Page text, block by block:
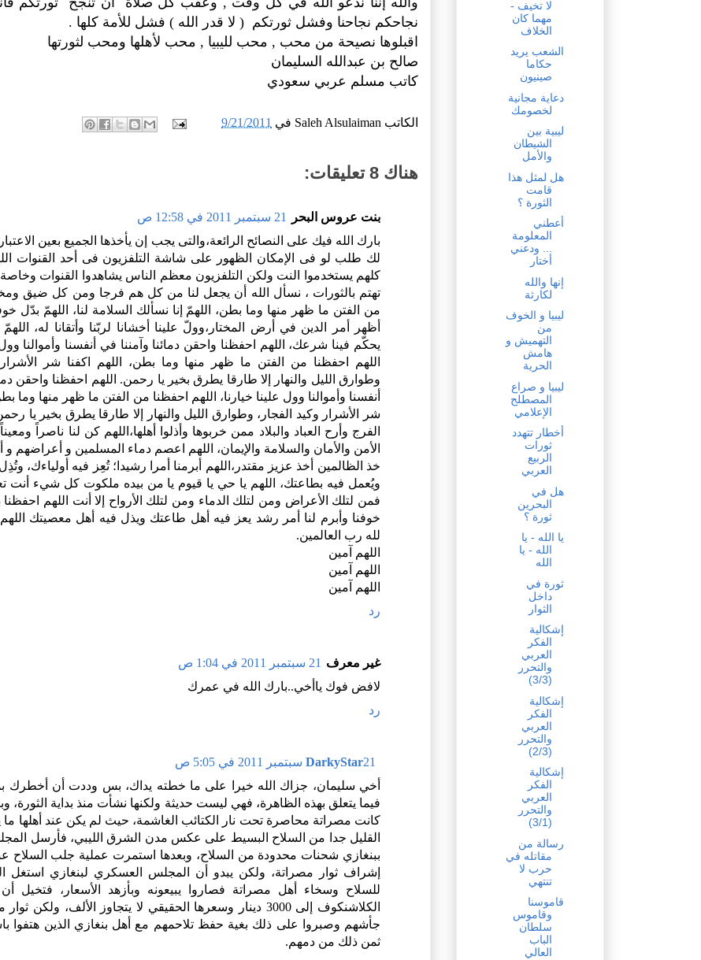
نجاحكم نجاحنا وفشل ثورتكم ( لا قدر الله ) فشل للأمة كلها .
اقبلوها نصيحة من محب , محب لليبيا , محب لأهلها ومحب لثورتها
صالح بن عبدالله السليمان
كاتب مسلم عربي سعودي
الكاتب Saleh Alsulaiman في 9/21/2011
هناك 8 تعليقات:
بنت عروس البحر
21 سبتمبر 2011 في 12:58 ص
بارك الله فيك على النصائح الرائعة،والتى يجب إن يأخذها الجميع بعين
لك طلب لو فى الإمكان الظهور على شاشة التلفزيون فى أحد القنوات
كلهم يستخدموا النت ولكن التلفزيون معظم الناس يشاهدوا القنوات وخاصة
تهتم بالثورات ، نسأل الله أن يجعل لنا من كل هم فرجا ومن كل ضيق
من الفتن ما ظهر منها وما بطن، اللهمّ إنا نسألك السلامة لنا، اللهمّ بدّل
أظهر أمر الدين في أرض المختار،وولّ علينا أخشانا لربّنا وأتقانا له،
يحكّم فينا شرعك، اللهم احفظنا واحقن دمائنا وآمننا في أنفسنا وأموالنا وول
اللهم احفظنا من الفتن ما ظهر منها وما بطن، اللهم اكفنا شر الأشرار
وطوارق الليل والنهار إلا طارقا يطرق بخير يا رحمن. اللهم احفظنا واحقن
أنفسنا وأموالنا وول علينا خيارنا، اللهم احفظنا من الفتن ما ظهر منها وما
شر الأشرار وكيد الفجار، وطوارق الليل والنهار إلا طارقا يطرق بخير يا
الفرج وأرح العباد والبلاد ممن خربوها وأذلوا أهلها،اللهم كن لنا ناصراً
الأمن والأمان والسلامة والإيمان، اللهم اعصم دماء المسلمين و أعراضهم و
خذ الظالمين أخذ عزيز مقتدر،اللهم أبرمنا أمرا رشيدا؛ تُعِز فيه أولياءك،
ويُعمل فيه بطاعتك، اللهم يا حي يا قيوم يا من بيده ملكوت كل شيء أنت
فمن لتلك الأعراض ومن لتلك الدماء ومن لتلك الأرواح إلا أنت اللهم
خوفنا وأبرم لنا أمر رشد يعز فيه أهل طاعتك ويذل فيه أهل معصيتك
لله رب العالمين.
اللهم آمين
اللهم آمين
اللهم آمين
رد
غير معرف 21 سبتمبر 2011 في 1:04 ص
لافض فوك ياأخي..بارك الله في عمرك
رد
DarkyStar21 سبتمبر 2011 في 5:05 ص
أخي سليمان، جزاك الله خيرا على ما خطته يداك، بس وددت أن أخطرك
فيما يتعلق بهذه الظاهرة، فهي ليست حديثة ولكنها نشأت منذ بداية الثورة،
كانت مصراتة محاصرة تحت نار الكتائب الغاشمة، حيث لم يكن عند أهلها ما
القليل جدا من السلاح البسيط على عكس مدن الشرق الليبي، فأرسل
ببنغازي شحنات محدودة من السلاح، وبعدها استمرت عملية جلب السلاح
إشراف ثوار مصراتة، ولكن يبدو أن المجلس العسكري لبنغازي استغل
للسلاح وسخاء أهل مصراتة فصاروا يبيعونه وبأزهد الأسعار، فتخيل
الكلاشنكوف إلى 3000 دينار وسعرها الحقيقي لا يتجاوز الألف، ولكن
جأشهم وصبروا على ذلك بغية حفظ تلاحمهم مع أهل بنغازي الذين هتفوا
ثمن ذلك من دمهم.
لا تخيف -
مهما كان
الخلاف
الشعب يريد
حكاما
صينيون
دعاية مجانية
لخصومك
ليبية بين
الشيطان
والأمل
هل لمثل هذا
قامت
الثورة ؟
أعطني
المعلومة
... ودعني
أختار
إنها والله
لكارثة
ليبيا و الخوف
من
التهميش و
هامش
الحرية
ليبيا و صراع
المصطلح
الإعلامي
أخطار تتهدد
ثورات
الربيع
العربي
هل في
البحرين
ثورة ؟
يا الله - يا
الله - يا
الله
ثورة في
داخل
الثوار
إشكالية
الفكر
العربي
والتحرر
(3/3)
إشكالية
الفكر
العربي
والتحرر
(2/3)
إشكالية
الفكر
العربي
والتحرر
(3/1)
رسالة من
مقاتله في
حرب لا
تنتهي
قاموسنا
وقاموس
سلطان
الباب
العالي